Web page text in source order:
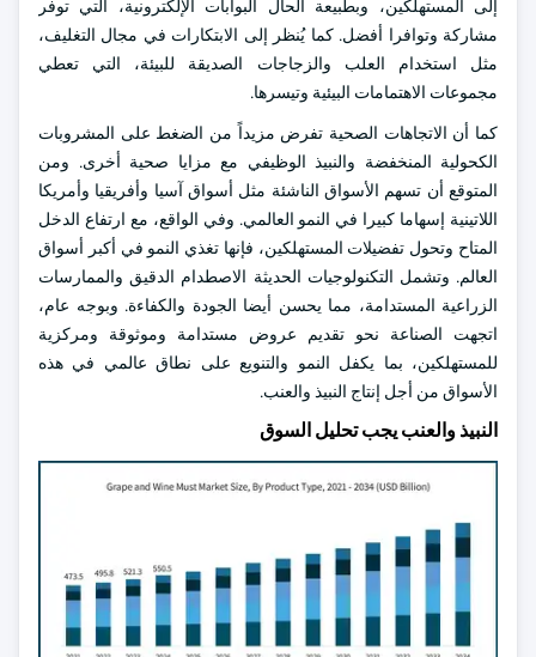
إلى المستهلكين، وبطبيعة الحال البوابات الإلكترونية، التي توفر
مشاركة وتوافرا أفضل. كما يُنظر إلى الابتكارات في مجال التغليف،
مثل استخدام العلب والزجاجات الصديقة للبيئة، التي تعطي
مجموعات الاهتمامات البيئية وتيسرها.
كما أن الاتجاهات الصحية تفرض مزيداً من الضغط على المشروبات
الكحولية المنخفضة والنبيذ الوظيفي مع مزايا صحية أخرى. ومن
المتوقع أن تسهم الأسواق الناشئة مثل أسواق آسيا وأفريقيا وأمريكا
اللاتينية إسهاما كبيرا في النمو العالمي. وفي الواقع، مع ارتفاع الدخل
المتاح وتحول تفضيلات المستهلكين، فإنها تغذي النمو في أكبر أسواق
العالم. وتشمل التكنولوجيات الحديثة الاصطدام الدقيق والممارسات
الزراعية المستدامة، مما يحسن أيضا الجودة والكفاءة. وبوجه عام،
اتجهت الصناعة نحو تقديم عروض مستدامة وموثوقة ومركزية
للمستهلكين، بما يكفل النمو والتنويع على نطاق عالمي في هذه
الأسواق من أجل إنتاج النبيذ والعنب.
النبيذ والعنب يجب تحليل السوق